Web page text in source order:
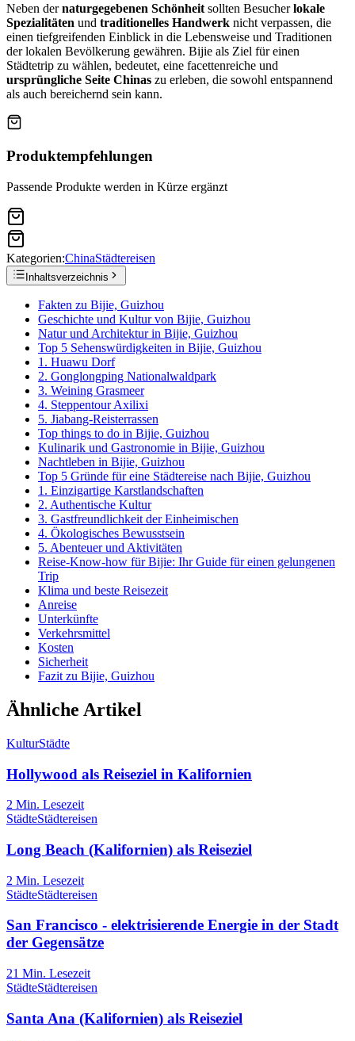
Neben dernaturgegebenen Schönheit sollten Besucherlokale
Spezialitäten und traditionelles Handwerk nicht verpassen, die
einen tiefgreifenden Einblick in die Lebensweise und Traditionen
der lokalen Bevölkerung gewähren. Bijie als Ziel für einen
Städtetrip zu wählen, bedeutet, eine facettenreiche und
ursprüngliche Seite Chinas zu erleben, die sowohl entspannend
als auch bereichernd sein kann.
Produktempfehlungen
Passende Produkte werden in Kürze ergänzt
Kategorien:ChinaStädtereisen
Inhaltsverzeichnis
Fakten zu Bijie, Guizhou
Geschichte und Kultur von Bijie, Guizhou
Natur und Architektur in Bijie, Guizhou
Top 5 Sehenswürdigkeiten in Bijie, Guizhou
1. Huawu Dorf
2. Gonglongping Nationalwaldpark
3. Weining Grasmeer
4. Steppentour Axilixi
5. Jiabang-Reisterrassen
Top things to do in Bijie, Guizhou
Kulinarik und Gastronomie in Bijie, Guizhou
Nachtleben in Bijie, Guizhou
Top 5 Gründe für eine Städtereise nach Bijie, Guizhou
1. Einzigartige Karstlandschaften
2. Authentische Kultur
3. Gastfreundlichkeit der Einheimischen
4. Ökologisches Bewusstsein
5. Abenteuer und Aktivitäten
Reise-Know-how für Bijie: Ihr Guide für einen gelungenen
Trip
Klima und beste Reisezeit
Anreise
Unterkünfte
Verkehrsmittel
Kosten
Sicherheit
Fazit zu Bijie, Guizhou
Ähnliche Artikel
KulturStädte
Hollywood als Reiseziel in Kalifornien
2 Min. Lesezeit
StädteStädtereisen
Long Beach (Kalifornien) als Reiseziel
2 Min. Lesezeit
StädteStädtereisen
San Francisco - elektrisierende Energie in der Stadt
der Gegensätze
21 Min. Lesezeit
StädteStädtereisen
Santa Ana (Kalifornien) als Reiseziel